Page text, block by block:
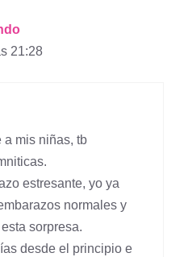
21:28
a mis niñas, tb
estresante, yo ya
normales y
sorpresa.
desde el principio e